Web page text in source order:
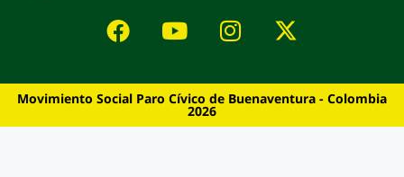
Movimiento Social Paro Cívico de Buenaventura - Colombia
2026